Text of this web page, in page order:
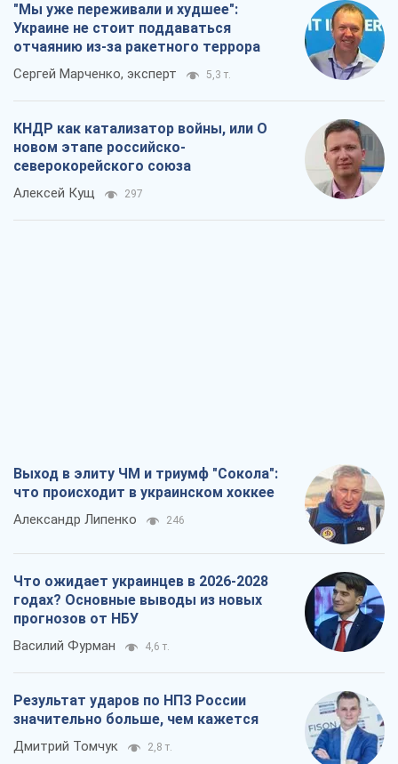
"Мы уже переживали и худшее":
Украине не стоит поддаваться
отчаянию из-за ракетного террора
Сергей Марченко, эксперт 5,3 т.
КНДР как катализатор войны, или О
новом этапе российско-
северокорейского союза
Алексей Кущ 297
Выход в элиту ЧМ и триумф "Сокола":
что происходит в украинском хоккее
Александр Липенко 246
Что ожидает украинцев в 2026-2028
годах? Основные выводы из новых
прогнозов от НБУ
Василий Фурман 4,6 т.
Результат ударов по НПЗ России
значительно больше, чем кажется
Дмитрий Томчук 2,8 т.